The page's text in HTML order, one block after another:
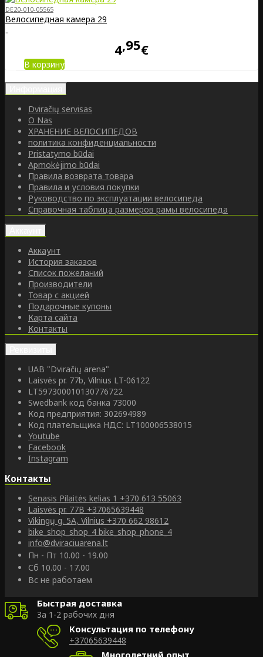
DE20-010-05565
Велосипедная камера 29
..
4 95€
В корзину
Dviračių servisas
O Nas
ХРАНЕНИЕ ВЕЛОСИПЕДОВ
политика конфиденциальности
Pristatymo būdai
Apmokėjimo būdai
Правила возврата товара
Правила и условия покупки
Руководство по эксплуатации велосипеда
Справочная таблица размеров рамы велосипеда
Аккаунт
История заказов
Список пожеланий
Производители
Товар с акцией
Подарочные купоны
Карта сайта
Контакты
UAB "Dviračių arena"
Laisvės pr. 77b, Vilnius LT-06122
LT597300010130776722
Swedbank код банка 73000
Код предприятия: 302694989
Код плательщика НДС: LT100006538015
Youtube
Facebook
Instagram
Контакты
Senasis Pilaitės kelias 1 +370 613 55063
Laisvės pr. 77B +37065639448
Vikingų g. 5A, Vilnius +370 662 98612
bike_shop_shop_4 bike_shop_phone_4
info@dviraciuarena.lt
Пн - Пт 10.00 - 19.00
Сб 10.00 - 17.00
Вс не работаем
Быстрая доставка
За 1-2 рабочих дня
Консультация по телефону
+37065639448
Многолетний опыт